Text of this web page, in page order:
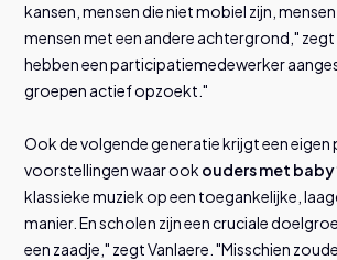
kansen, mensen die niet mobiel zijn,
mensen met een andere achtergrond," zegt
hebben een participatiemedewerker
groepen actief opzoekt."
Ook de volgende generatie krijgt een eigen
voorstellingen waar ook ouders met
klassieke muziek op een toegankelijke,
manier. En scholen zijn een cruciale
een zaadje," zegt Vanlaere. "Misschien